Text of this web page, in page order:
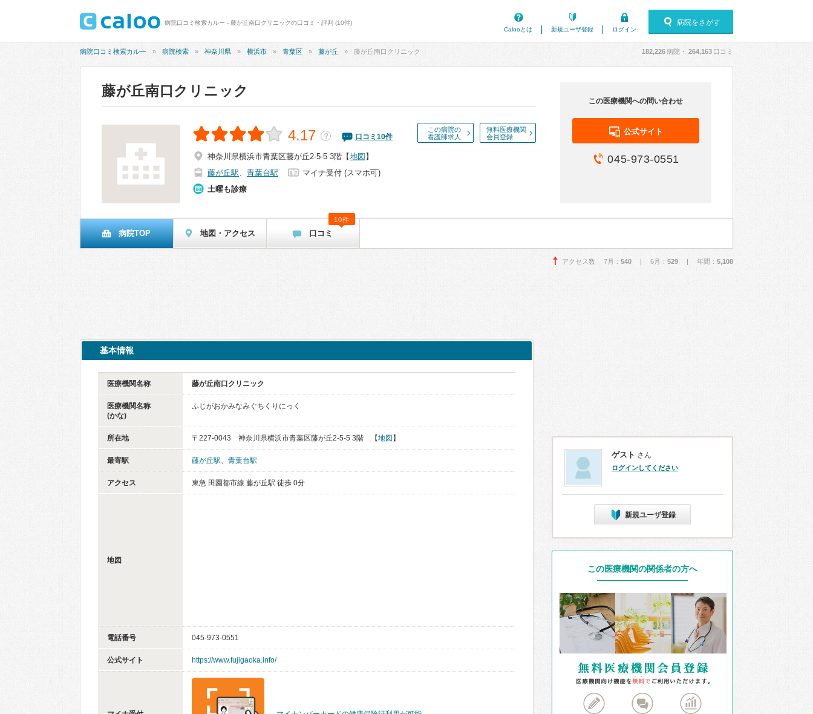
病院口コミ検索カルー - 藤が丘南口クリニックの口コミ・評判 (10件)
Calooとは
新規ユーザ登録 ログイン
病院をさがす
病院口コミ検索カルー 病院検索 神奈川県 横浜市 青葉区 藤が丘 藤が丘南口クリニック 182,226病院・ 264,163 口コミ
藤が丘南口クリニック
この病院の
看護師求人
無料医療機関
会員登録
4.17 ？ 口コミ 10件
神奈川県横浜市青葉区藤が丘2-5-5 3階 【地図 】
藤が丘駅、 青葉台駅
マイナ受付 (スマホ可)
土曜も診療
この医療機関への問い合わせ
公式サイト
045-973-0551
病院TOP 地図・アクセス 口コミ
10件
アクセス数 7月： 540 | 6月： 529 | 年間： 5,108
基本情報
医療機関名称 藤が丘南口クリニック
医療機関名称
(かな)
ふじがおかみなみぐちくりにっく
所在地 〒227-0043 神奈川県横浜市青葉区藤が丘2-5-5 3階 【地図 】
最寄駅 藤が丘駅、 青葉台駅
アクセス 東急 田園都市線 藤が丘駅 徒歩 0分
地図
電話番号 045-973-0551
公式サイト https://www.fujigaoka.info/
ゲスト さん
ログインしてください
新規ユーザ登録
この医療機関の関係者の方へ